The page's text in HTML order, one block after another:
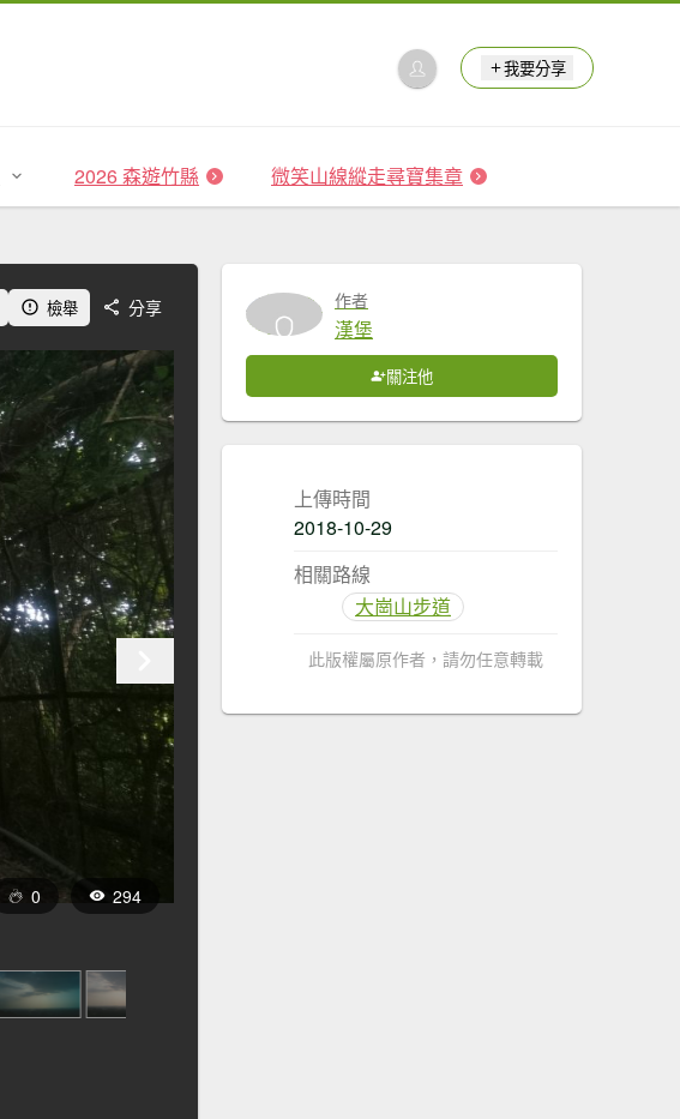
我要分享
2026 森遊竹縣 微笑山線縱走尋寶集章
檢舉 分享
0 294
作者
漢堡
關注他
上傳時間
2018-10-29
相關路線
大崗山步道
此版權屬原作者，請勿任意轉載